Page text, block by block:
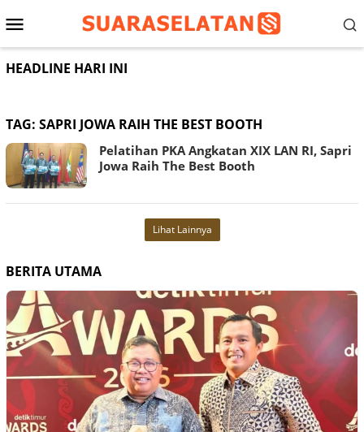
ke
Menu
Mobile
HEADLINE HARI INI
TAG: SAPRI JOWA RAIH THE BEST BOOTH
Pelatihan PKA Angkatan XIX LAN RI, Sapri
Jowa Raih The Best Booth
Lihat Lainnya
BERITA UTAMA